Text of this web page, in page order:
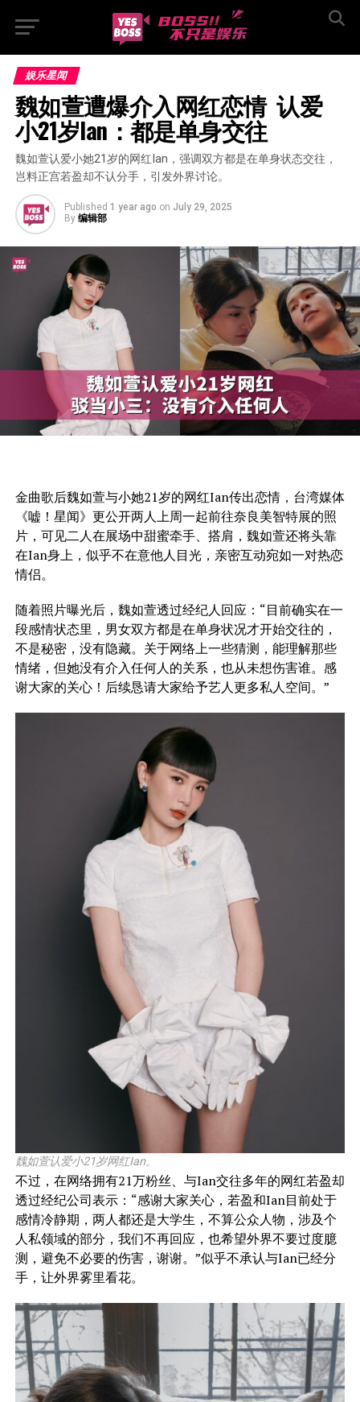
娱乐星闻
魏如萱遭爆介入网红恋情  认爱
小21岁Ian：都是单身交往
魏如萱认爱小她21岁的网红Ian，强调双方都是在单身状态交往，
岂料正宫若盈却不认分手，引发外界讨论。
Published 1 year ago on July 29, 2025
By 编辑部
金曲歌后魏如萱与小她21岁的网红Ian传出恋情，台湾媒体
《嘘！星闻》更公开两人上周一起前往奈良美智特展的照
片，可见二人在展场中甜蜜牵手、搭肩，魏如萱还将头靠
在Ian身上，似乎不在意他人目光，亲密互动宛如一对热恋
情侣。
随着照片曝光后，魏如萱透过经纪人回应：“目前确实在一
段感情状态里，男女双方都是在单身状况才开始交往的，
不是秘密，没有隐藏。关于网络上一些猜测，能理解那些
情绪，但她没有介入任何人的关系，也从未想伤害谁。感
谢大家的关心！后续恳请大家给予艺人更多私人空间。”
魏如萱认爱小21岁网红Ian。
不过，在网络拥有21万粉丝、与Ian交往多年的网红若盈却
透过经纪公司表示：“感谢大家关心，若盈和Ian目前处于
感情冷静期，两人都还是大学生，不算公众人物，涉及个
人私领域的部分，我们不再回应，也希望外界不要过度臆
测，避免不必要的伤害，谢谢。”似乎不承认与Ian已经分
手，让外界雾里看花。